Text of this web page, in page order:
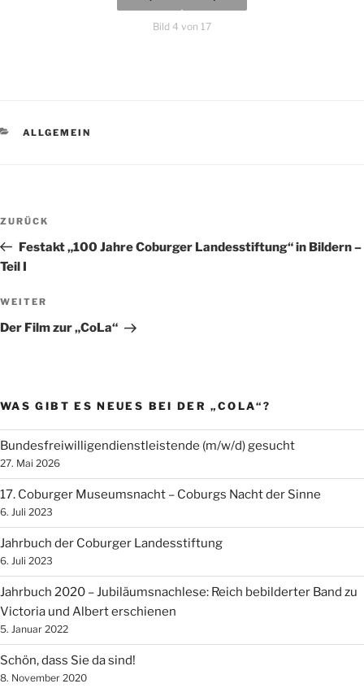
Bild 4 von 17
KATEGORIEN
ALLGEMEIN
Beitragsnavigation
Vorheriger
Beitrag
ZURÜCK
Festakt „100 Jahre Coburger Landesstiftung“ in Bildern –
Teil I
Nächster
Beitrag
WEITER
Der Film zur „CoLa“
WAS GIBT ES NEUES BEI DER „COLA“?
Bundesfreiwilligendienstleistende (m/w/d) gesucht
27. Mai 2026
17. Coburger Museumsnacht – Coburgs Nacht der Sinne
6. Juli 2023
Jahrbuch der Coburger Landesstiftung
6. Juli 2023
Jahrbuch 2020 – Jubiläumsnachlese: Reich bebilderter Band zu
Victoria und Albert erschienen
5. Januar 2022
Schön, dass Sie da sind!
8. November 2020